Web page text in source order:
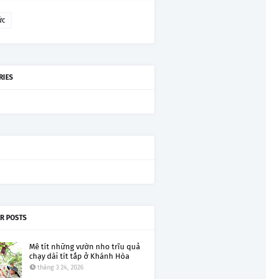
POSTS
Mê tít những vườn nho trĩu quả
chạy dài tít tắp ở Khánh Hòa
tháng 3 24, 2026